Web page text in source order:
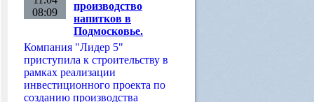
08:09
производство
напитков в
Подмосковье.
Компания "Лидер 5"
приступила к строительству в
рамках реализации
инвестиционного проекта по
созданию производства